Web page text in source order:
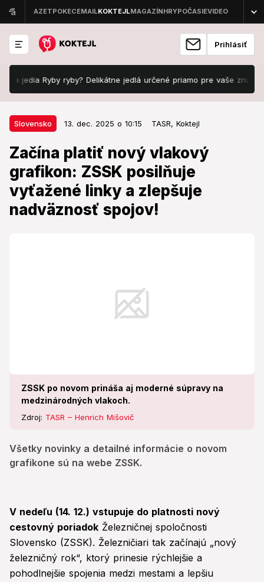
Prihlásiť
Ryby ryby? Delikátne jedlá určené priamo pre vaše znamenie
Slovensko 13. dec. 2025 o 10:15 TASR, Koktejl
Začína platiť nový vlakový
grafikon: ZSSK posilňuje
vyťažené linky a zlepšuje
nadväznosť spojov!
ZSSK po novom prináša aj moderné súpravy na
medzinárodných vlakoch.
Zdroj: TASR – Henrich Mišovič
Všetky novinky a detailné informácie o novom
grafikone sú na webe ZSSK.
Slovensko 13. dec. 2025 o 10:15
Začína platiť nový vlakový
grafikon: ZSSK posilňuje
vyťažené linky a zlepšuje
nadväznosť spojov!
V nedeľu (14. 12.) vstupuje do platnosti nový
cestovný poriadok Železničnej spoločnosti
Slovensko (ZSSK). Železničiari tak začínajú „nový
železničný rok“, ktorý prinesie rýchlejšie a
pohodlnejšie spojenia medzi mestami a lepšiu